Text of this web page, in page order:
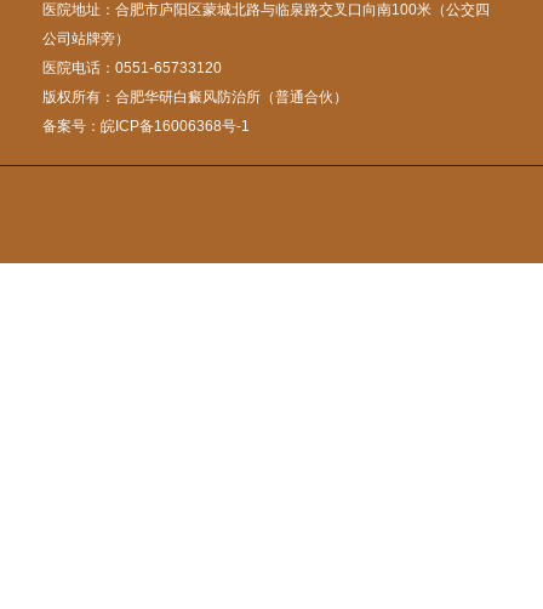
医院地址：合肥市庐阳区蒙城北路与临泉路交叉口向南100米（公交四
公司站牌旁）
医院电话：0551-65733120
版权所有：合肥华研白癜风防治所（普通合伙）
备案号： 皖ICP备16006368号-1